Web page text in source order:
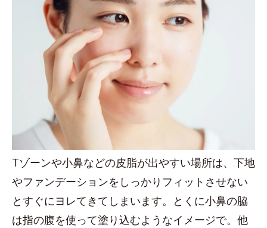
Tゾーンや小鼻などの皮脂が出やすい場所は、下地
やファンデーションをしっかりフィットさせない
とすぐにヨレてきてしまいます。とくに小鼻の脇
は指の腹を使って塗り込むようなイメージで。他